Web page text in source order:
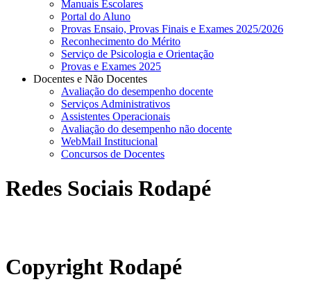
Manuais Escolares
Portal do Aluno
Provas Ensaio, Provas Finais e Exames 2025/2026
Reconhecimento do Mérito
Serviço de Psicologia e Orientação
Provas e Exames 2025
Docentes e Não Docentes
Avaliação do desempenho docente
Serviços Administrativos
Assistentes Operacionais
Avaliação do desempenho não docente
WebMail Institucional
Concursos de Docentes
Redes Sociais Rodapé
Copyright Rodapé